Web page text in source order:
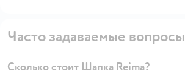
Часто задаваемые вопросы
Сколько стоит Шапка Reima?